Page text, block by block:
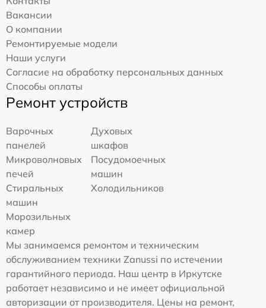
Вакансии
О компании
Ремонтируемые модели
Наши услуги
Согласие на обработку персональных данных
Способы оплаты
Ремонт устройств
Варочных
панелей
Духовых
шкафов
Микроволновых
печей
Посудомоечных
машин
Стиральных
машин
Холодильников
Морозильных
камер
Мы занимаемся ремонтом и техническим
обслуживанием техники Zanussi по истечении
гарантийного периода. Наш центр в Иркутске
работает независимо и не имеет официальной
авторизации от производителя. Цены на ремонт,